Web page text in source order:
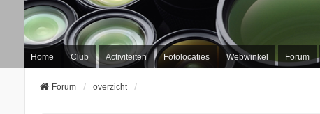
Home Club Activiteiten Fotolocaties Webwinkel Forum
Forum overzicht